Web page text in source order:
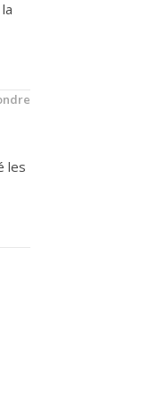
les